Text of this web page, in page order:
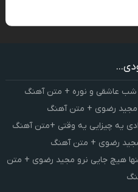
شب عاشقی و نوره + متن آهنگ
مجید رضوی + متن آهنگ
یه چیزایی یه وقتی +متن آهنگ
مجید رضوی + متن آهنگ
هیچ جایی نرو مجید رضوی + متن